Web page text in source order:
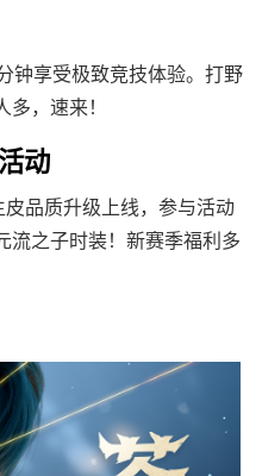
钟享受极致竞技体验。打野
，速来！
动
品质升级上线，参与活动
流之子时装！新赛季福利多